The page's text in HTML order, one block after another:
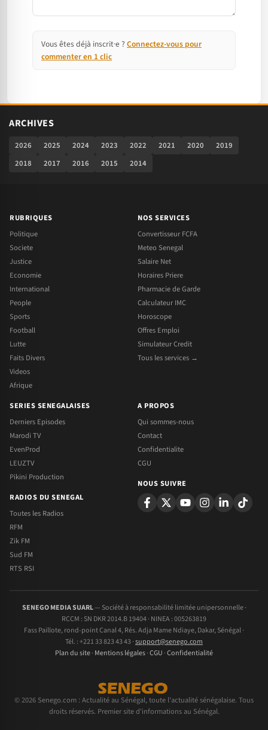
Vous êtes déjà inscrit·e ? Connectez-vous pour
commenter en 1 clic
ARCHIVES
2026 2025 2024 2023 2022 2021 2020
2019
2018
2017 2016 2015 2014
RUBRIQUES
Politique
Societe
Justice
Economie
International
People
Sports
Football
Lutte
Faits Divers
Videos
Afrique
NOS SERVICES
Convertisseur FCFA
Meteo Senegal
Salaire Net
Horaires Priere
Pharmacie de Garde
Calculateur IMC
Horoscope
Offres Emploi
Simulateur Credit
Tous les services →
SERIES SENEGALAISES
Derniers Episodes
Marodi TV
EvenProd
LEUZTV
Pikini Production
RADIOS DU SENEGAL
Toutes les Radios
RFM
Zik FM
Sud FM
RTS RSI
A PROPOS
Qui sommes-nous
Contact
Confidentialite
CGU
NOUS SUIVRE
SENEGO MEDIA SUARL— Société à responsabilité limitée unipersonnelle ·
RCCM : SN DKR 2014.B 19404 · NINEA : 005263819
Fass Paillote, rond-point Canal 4, Rés. Adja Mame Ndiaye, Dakar, Sénégal ·
Tél. : +221 33 823 43 43 ·support@senego.com
Plan du site· Mentions légales·CGU ·Confidentialité
© 2026 Senego.com : Actualité au Sénégal, toute l'actualité sénégalaise. Tous
droits réservés. Premier site d'informations au Sénégal.